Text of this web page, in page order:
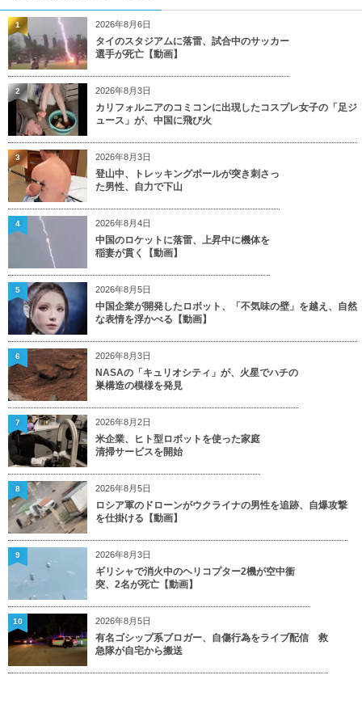
2026年8月6日
タイのスタジアムに落雷、試合中のサッカー
選手が死亡【動画】
1
2026年8月3日
カリフォルニアのコミコンに出現したコスプレ女子の「足ジ
ュース」が、中国に飛び火
2
2026年8月3日
登山中、トレッキングポールが突き刺さっ
た男性、自力で下山
3
2026年8月4日
中国のロケットに落雷、上昇中に機体を
稲妻が貫く【動画】
4
2026年8月5日
中国企業が開発したロボット、「不気味の壁」を越え、自然
な表情を浮かべる【動画】
5
2026年8月3日
NASAの「キュリオシティ」が、火星でハチの
巣構造の模様を発見
6
2026年8月2日
米企業、ヒト型ロボットを使った家庭
清掃サービスを開始
7
2026年8月5日
ロシア軍のドローンがウクライナの男性を追跡、自爆攻撃
を仕掛ける【動画】
8
2026年8月3日
ギリシャで消火中のヘリコプター2機が空中衝
突、2名が死亡【動画】
9
2026年8月5日
有名ゴシップ系ブロガー、自傷行為をライブ配信 救
急隊が自宅から搬送
10